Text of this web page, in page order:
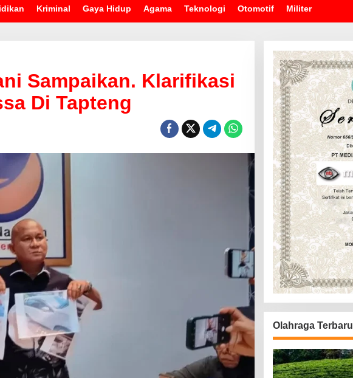
Kriminal Gaya Hidup Agama Teknologi Otomotif Militer
Sampaikan. Klarifikasi
Di Tapteng
Olahraga Terbaru